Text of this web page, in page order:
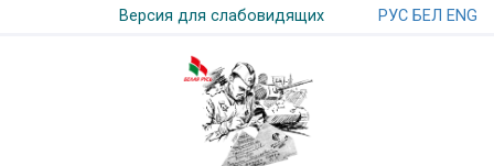
Версия для слабовидящих РУС БЕЛ ENG